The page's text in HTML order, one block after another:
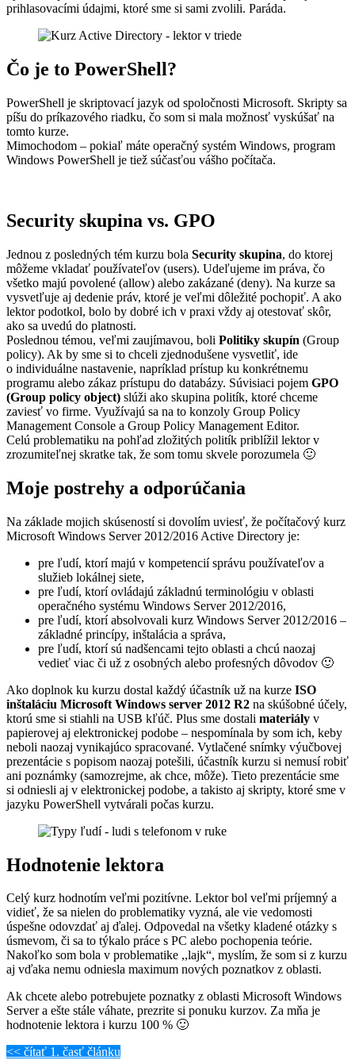
prihlasovacími údajmi, ktoré sme si sami zvolili. Paráda.
Čo je to PowerShell?
PowerShell je skriptovací jazyk od spoločnosti Microsoft. Skripty sa
píšu do príkazového riadku, čo som si mala možnosť vyskúšať na
tomto kurze.
Mimochodom – pokiaľ máte operačný systém Windows, program
Windows PowerShell je tiež súčasťou vášho počítača.
Security skupina vs. GPO
Jednou z posledných tém kurzu bola Security skupina, do ktorej
môžeme vkladať používateľov (users). Udeľujeme im práva, čo
všetko majú povolené (allow) alebo zakázané (deny). Na kurze sa
vysvetľuje aj dedenie práv, ktoré je veľmi dôležité pochopiť. A ako
lektor podotkol, bolo by dobré ich v praxi vždy aj otestovať skôr,
ako sa uvedú do platnosti.
Poslednou témou, veľmi zaujímavou, boli Politiky skupín (Group
policy). Ak by sme si to chceli zjednodušene vysvetliť, ide
o individuálne nastavenie, napríklad prístup ku konkrétnemu
programu alebo zákaz prístupu do databázy. Súvisiaci pojem GPO
(Group policy object) slúži ako skupina politík, ktoré chceme
zaviesť vo firme. Využívajú sa na to konzoly Group Policy
Management Console a Group Policy Management Editor.
Celú problematiku na pohľad zložitých politík priblížil lektor v
zrozumiteľnej skratke tak, že som tomu skvele porozumela 🙂
Moje postrehy a odporúčania
Na základe mojich skúseností si dovolím uviesť, že počítačový kurz
Microsoft Windows Server 2012/2016 Active Directory je:
pre ľudí, ktorí majú v kompetencií správu používateľov a
služieb lokálnej siete,
pre ľudí, ktorí ovládajú základnú terminológiu v oblasti
operačného systému Windows Server 2012/2016,
pre ľudí, ktorí absolvovali kurz Windows Server 2012/2016 –
základné princípy, inštalácia a správa,
pre ľudí, ktorí sú nadšencami tejto oblasti a chcú naozaj
vedieť viac či už z osobných alebo profesných dôvodov 🙂
Ako doplnok ku kurzu dostal každý účastník už na kurze ISO
inštaláciu Microsoft Windows server 2012 R2 na skúšobné účely,
ktorú sme si stiahli na USB kľúč. Plus sme dostali materiály v
papierovej aj elektronickej podobe – nespomínala by som ich, keby
neboli naozaj vynikajúco spracované. Vytlačené snímky výučbovej
prezentácie s popisom naozaj potešili, účastník kurzu si nemusí robiť
ani poznámky (samozrejme, ak chce, môže). Tieto prezentácie sme
si odniesli aj v elektronickej podobe, a takisto aj skripty, ktoré sme v
jazyku PowerShell vytvárali počas kurzu.
Hodnotenie lektora
Celý kurz hodnotím veľmi pozitívne. Lektor bol veľmi príjemný a
vidieť, že sa nielen do problematiky vyzná, ale vie vedomosti
úspešne odovzdať aj ďalej. Odpovedal na všetky kladené otázky s
úsmevom, či sa to týkalo práce s PC alebo pochopenia teórie.
Nakoľko som bola v problematike ,,lajk“, myslím, že som si z kurzu
aj vďaka nemu odniesla maximum nových poznatkov z oblasti.
Ak chcete alebo potrebujete poznatky z oblasti Microsoft Windows
Server a ešte stále váhate, prezrite si ponuku kurzov. Za mňa je
hodnotenie lektora i kurzu 100 % 🙂
<< čítať 1. časť článku